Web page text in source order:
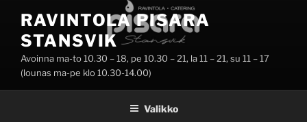
sisältöönRAVINTOLA PISARA
STANSVIK
Avoinna ma-to 10.30 – 18, pe 10.30 – 21, la 11 – 21, su 11 – 17
(lounas ma-pe klo 10.30-14.00)
Valikko